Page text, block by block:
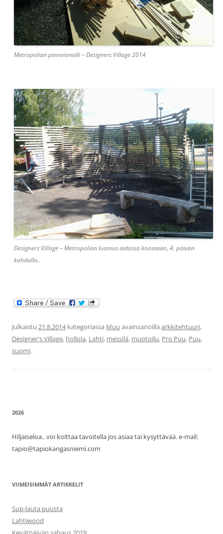
Metropolian pienoismalli – Designers Village 2014
Designers Village – Metropolian luomus aidossa koossaan, 4. päivän
kohdalla..
Julkaistu 21.8.2014kategoriassa Muu avainsanoilla arkkitehtuuri,
Designer's Village, hollola, Lahti, messilä, muotoilu, Pro Puu, Puu,
suomi.
2026
Hiljaiseloa.. voi koittaa tavoitella jos asiaa tai kysyttävää. e-mail:
tapio@tapiokangasniemi.com
VIIMEISIMMÄT ARTIKKELIT
Sup-lauta puusta
Lahtiwood